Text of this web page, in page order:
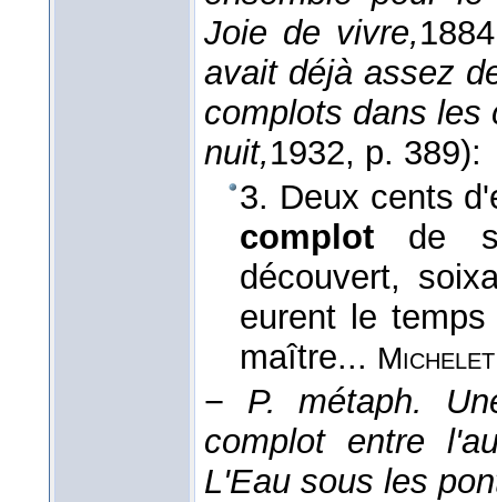
Joie de vivre,1884
avait déjà assez
complots dans les
nuit,1932, p. 389):
3. Deux cents
complot de
découvert,
eurent le
maître... Michelet
− P. métaph.
complot entre
L'Eau sous les